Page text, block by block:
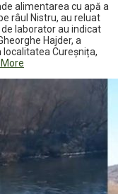
alimentarea cu apă a
râul Nistru, au reluat
laborator au indicat
Hajder, a
Cureșnița,